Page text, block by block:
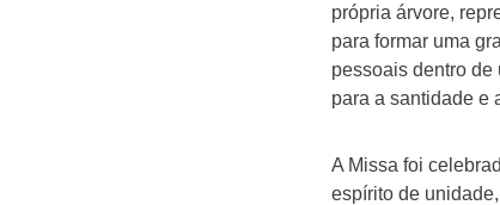
própria árvore,
para formar uma
pessoais dentro
para a santidade e
A Missa foi
espírito de